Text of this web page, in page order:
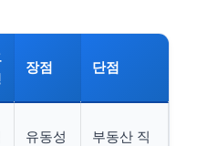
장점 단점
유동성
부동산 직